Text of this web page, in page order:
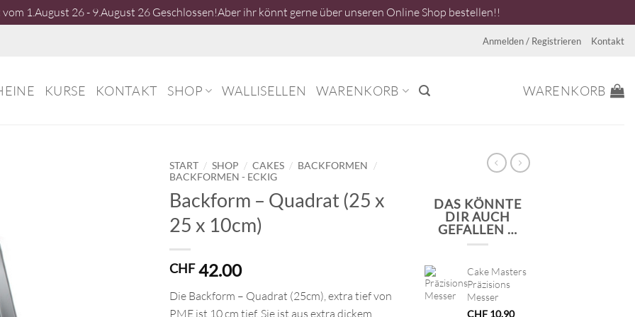
1.August 26 - 9.August 26 Geschlossen!Aber ihr könnt gerne über unseren Online Shop bestellen!!
Anmelden / Registrieren Kontakt
KURSE KONTAKT SHOP WALLISELLEN WARENKORB WARENKORB
START / SHOP / CAKES / BACKFORMEN /
BACKFORMEN - ECKIG
Backform – Quadrat (25 x
25 x 10cm)
CHF42.00
Die Backform – Quadrat (25cm), extra tief von
PME ist 10 cm tief. Sie ist aus extra dickem
DAS KÖNNTE
DIR AUCH
GEFALLEN …
Cake Masters
Präzisions
Messer
CHF 10.90